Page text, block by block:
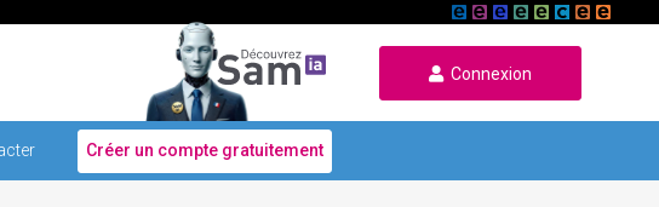
Connexion
Créer un compte gratuitement